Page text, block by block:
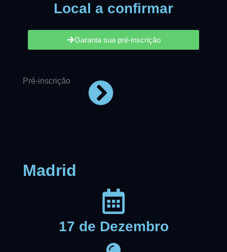
Local a confirmar
Garanta sua pré-inscrição
Pré-inscrição
Madrid
17 de Dezembro